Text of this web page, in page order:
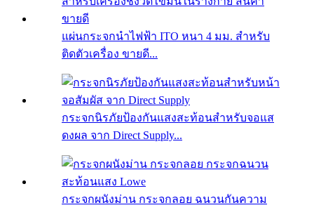
แผ่นกระจกนำไฟฟ้า ITO หนา 4 มม. สำหรับ
ติดตัวเครื่อง ขายดี...
กระจกนิรภัยป้องกันแสงสะท้อนสำหรับจอแส
ดงผล จาก Direct Supply...
กระจกผนังม่าน กระจกลอย ฉนวนกันความ